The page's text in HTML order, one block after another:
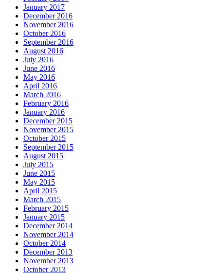
January 2017
December 2016
November 2016
October 2016
September 2016
August 2016
July 2016
June 2016
May 2016
April 2016
March 2016
February 2016
January 2016
December 2015
November 2015
October 2015
September 2015
August 2015
July 2015
June 2015
May 2015
April 2015
March 2015
February 2015
January 2015
December 2014
November 2014
October 2014
December 2013
November 2013
October 2013